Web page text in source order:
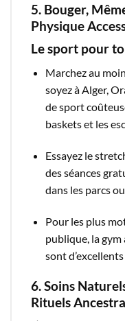
5. Bouger,
Physique
Le sport pour
Marchez au
soyez à Alger,
de sport
baskets et les
Essayez le
des séances
dans les parcs
Pour les plus
publique, la gym
sont
6. Soins
Rituels